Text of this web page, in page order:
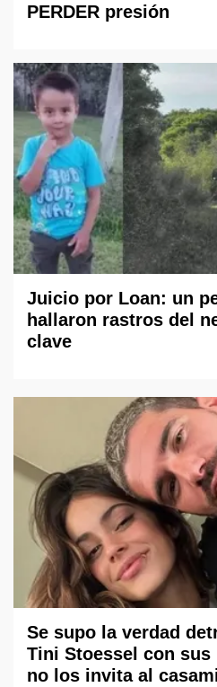
PERDER presión
Juicio por Loan: un
hallaron rastros del
clave
Se supo la verdad
Tini Stoessel con sus
no los invita al